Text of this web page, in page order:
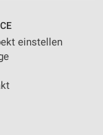
einstellen